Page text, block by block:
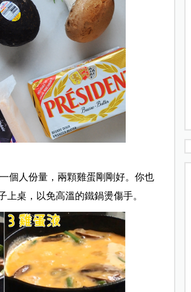
個人份量，兩顆雞蛋剛剛好。你也
桌，以免高溫的鐵鍋燙傷手。